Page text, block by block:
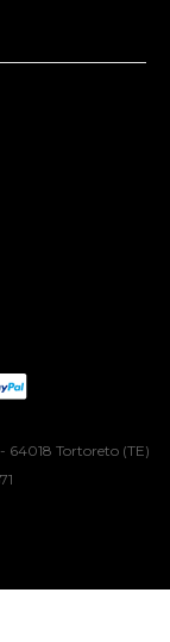
64018 Tortoreto (TE)